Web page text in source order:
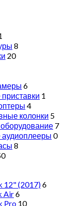
8
20
6
1
4
колонки 5
7
0
8
12" (2017)6
Air6
Pro 10